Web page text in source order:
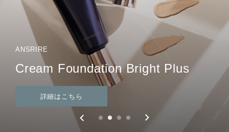
ANSRIRE
Bright Finish Powder Ⅱ
詳細はこちら
ANSRIRE
Cream Foundation Bright Plus
詳細はこちら